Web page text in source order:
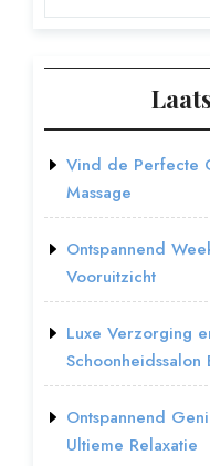
Vind de Perfecte
Massage
Ontspannend
Vooruitzicht
Luxe Verzorging
Schoonheidssalon
Ontspannend
Ultieme Relaxatie